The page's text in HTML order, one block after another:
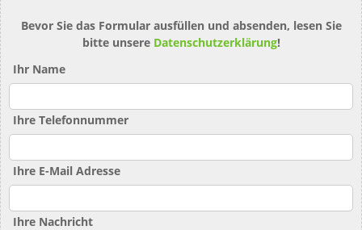
Bevor Sie das Formular ausfüllen und absenden, lesen Sie
bitte unsere Datenschutzerklärung!
Ihr Name
Ihre Telefonnummer
Ihre E-Mail Adresse
Ihre Nachricht